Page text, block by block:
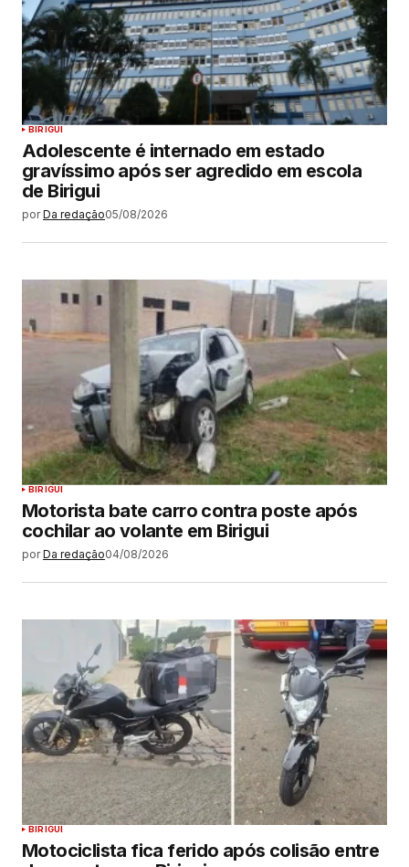
BIRIGUI
Adolescente é internado em estado
gravíssimo após ser agredido em escola
de Birigui
por Da redação05/08/2026
BIRIGUI
Motorista bate carro contra poste após
cochilar ao volante em Birigui
por Da redação04/08/2026
BIRIGUI
Motociclista fica ferido após colisão entre